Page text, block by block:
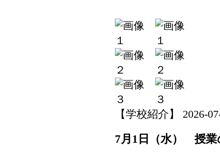
【学校紹介】 2026-
7月1日（水） 授業